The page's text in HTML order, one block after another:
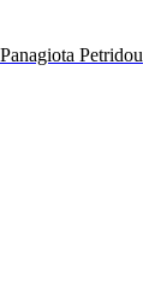
Petridou